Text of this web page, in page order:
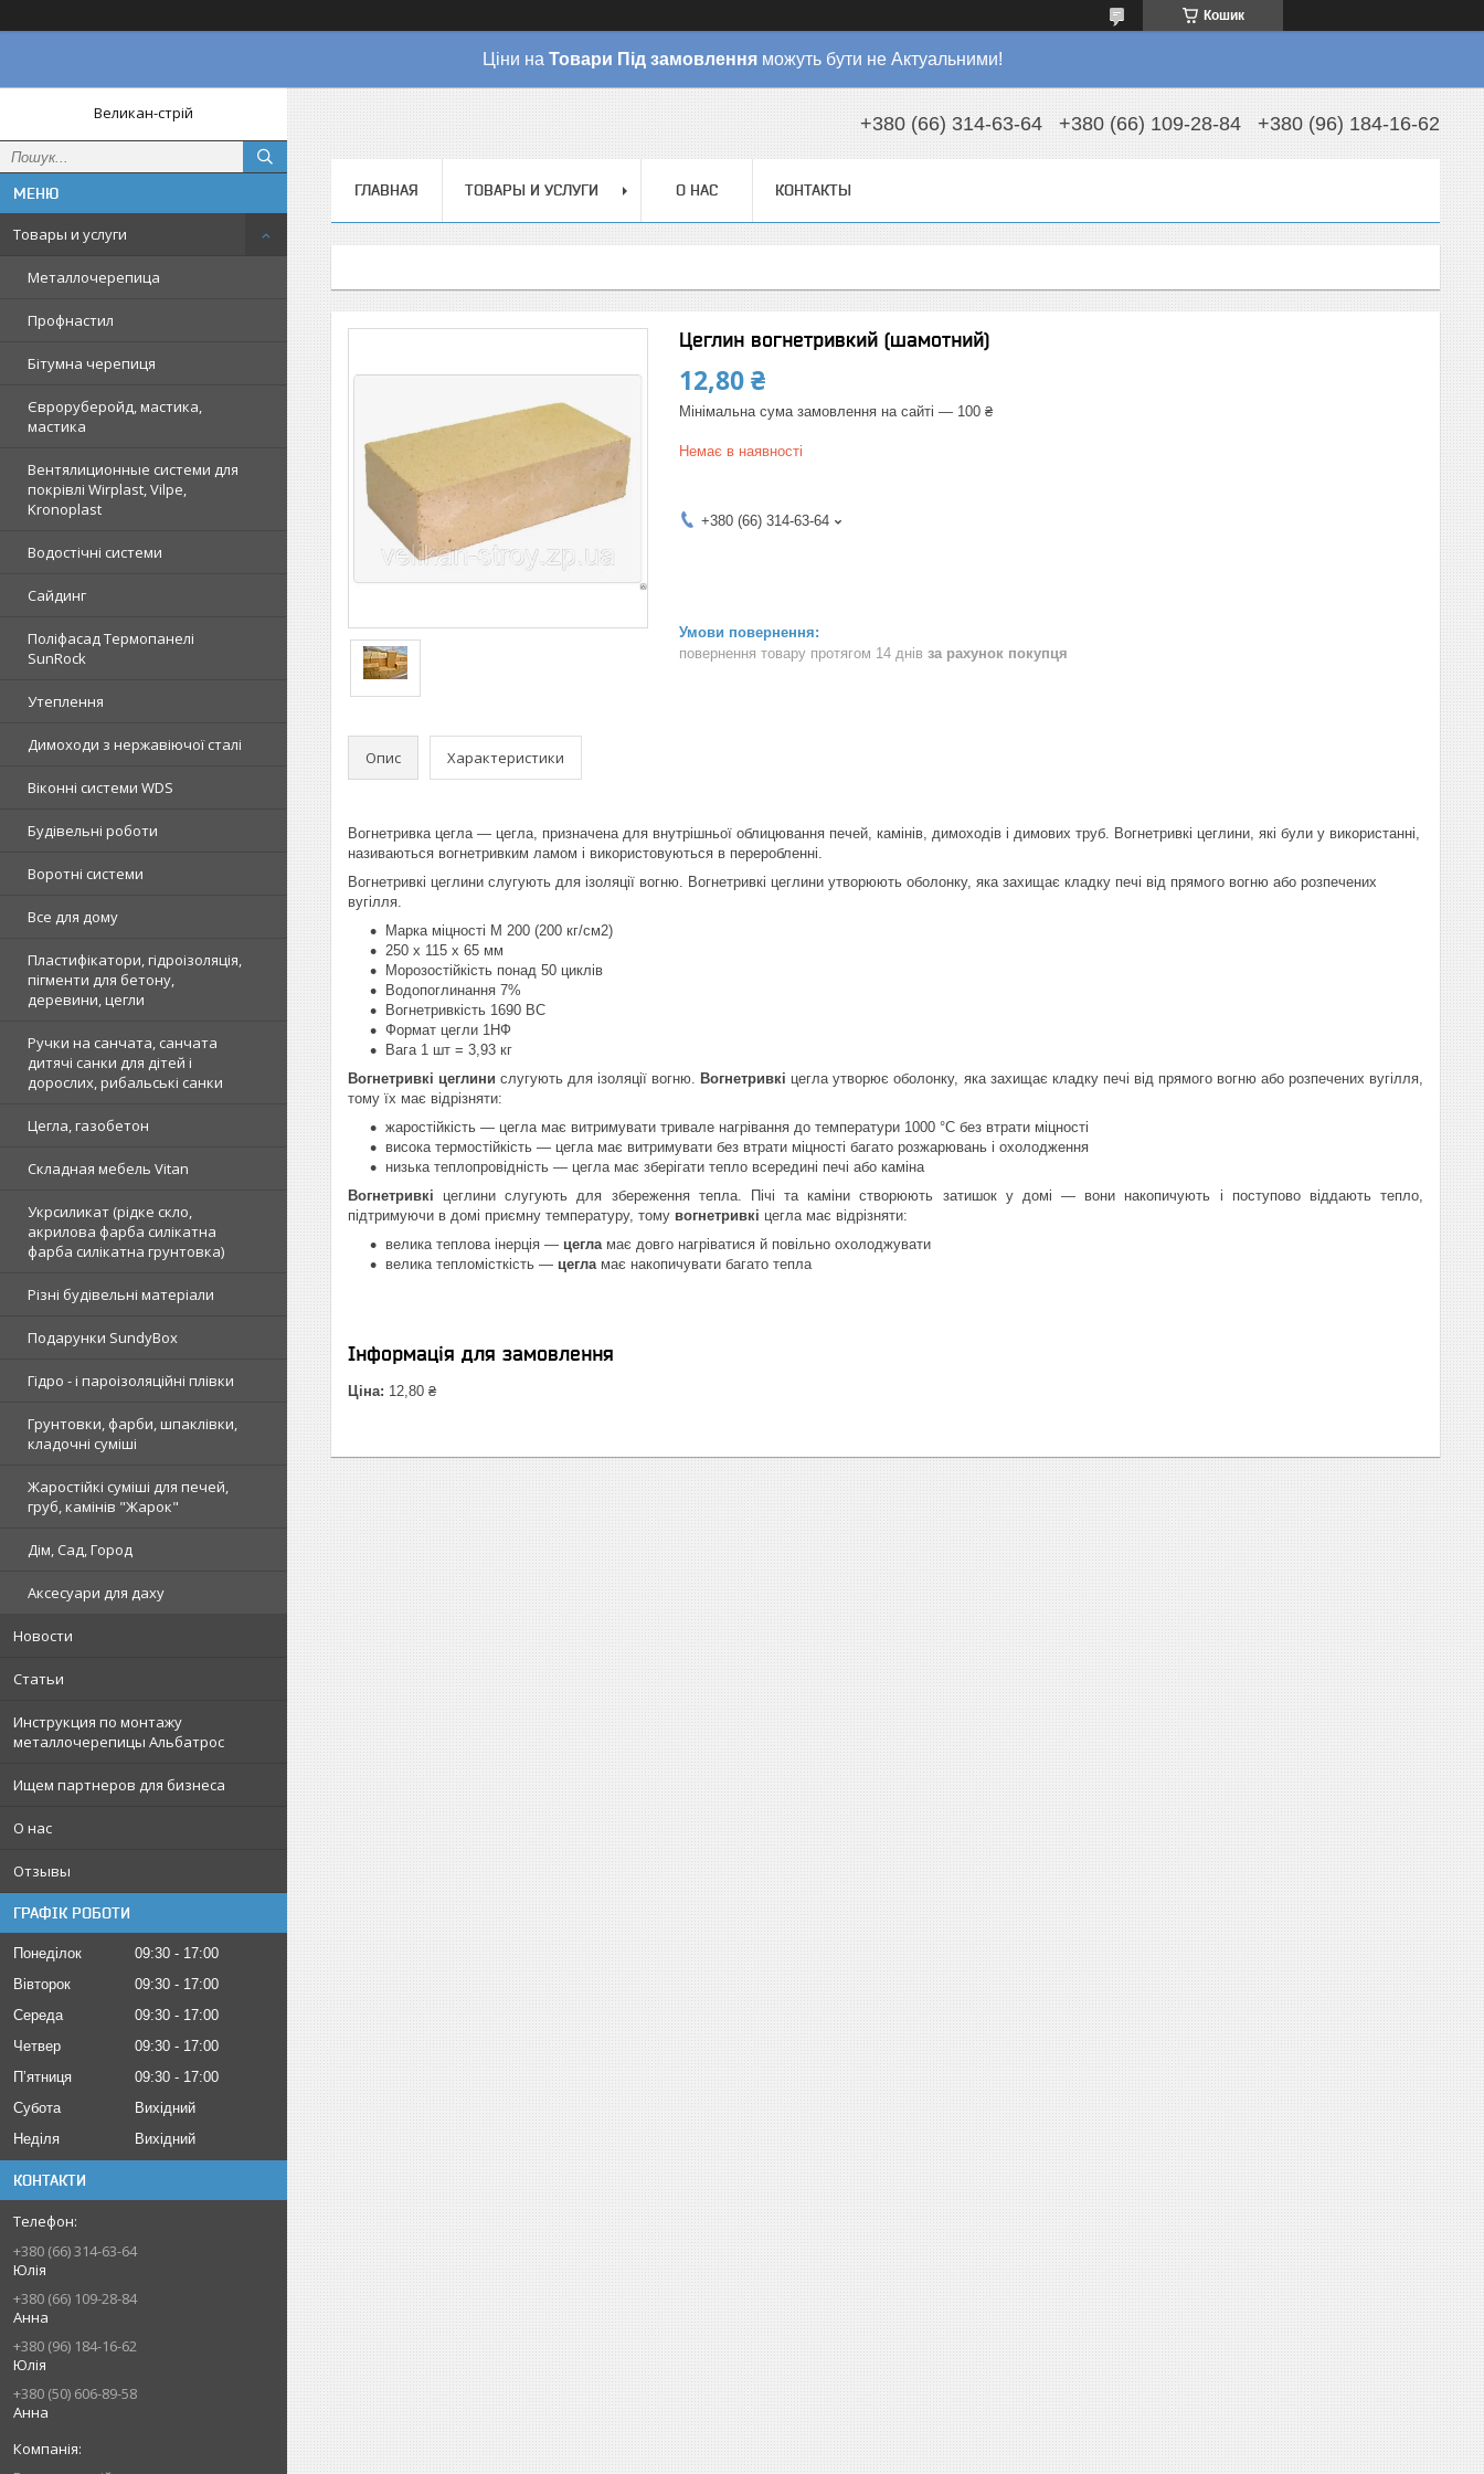
Кошик
Ціни на Товари Під замовлення можуть бути не Актуальними!
Великан-стрій
Товары и услуги
Металлочерепица
Профнастил
Бітумна черепиця
Євроруберойд, мастика,
мастика
Вентялиционные системи для
покрівлі Wirplast, Vilpe,
Kronoplast
Водостічні системи
Сайдинг
Поліфасад Термопанелі
SunRock
Утеплення
Димоходи з нержавіючої сталі
Віконні системи WDS
Будівельні роботи
Воротні системи
Все для дому
Пластифікатори, гідроізоляція,
пігменти для бетону,
деревини, цегли
Ручки на санчата, санчата
дитячі санки для дітей і
дорослих, рибальські санки
Цегла, газобетон
Складная мебель Vitan
Укрсиликат (рідке скло,
акрилова фарба силікатна
фарба силікатна грунтовка)
Різні будівельні матеріали
Подарунки SundyBox
Гідро - і пароізоляційні плівки
Грунтовки, фарби, шпаклівки,
кладочні суміші
Жаростійкі суміші для печей,
груб, камінів "Жарок"
Дім, Сад, Город
Аксесуари для даху
Новости
Статьи
Инструкция по монтажу
металлочерепицы Альбатрос
Ищем партнеров для бизнеса
О нас
Отзывы
ГРАФІК РОБОТИ
Понеділок 09:30
17:00
Вівторок
09:30
17:00
Середа
09:30
17:00
Четвер
09:30
17:00
Пʼятниця
09:30
17:00
Субота
Вихідний
Неділя
Вихідний
КОНТАКТИ
+380 (66) 314-63-64
Юлія
+380 (66) 109-28-84
Анна
+380 (96) 184-16-62
Юлія
+380 (50) 606-89-58
Анна
+380 (66) 314-63-64 +380 (66) 109-28-84 +380 (96) 184-16-62
ГЛАВНАЯ ТОВАРЫ И УСЛУГИ О НАС КОНТАКТЫ
Цеглин вогнетривкий (шамотний)
12,80 ₴
Мінімальна сума замовлення на сайті — 100 ₴
Немає в наявності
+380 (66) 314-63-64
повернення товару протягом 14 днів за рахунок покупця
Опис Характеристики
Вогнетривка цегла — цегла, призначена для внутрішньої облицювання печей, камінів, димоходів і димових труб. Вогнетривкі цеглини, які були у використанні,
називаються вогнетривким ламом і використовуються в переробленні.
Вогнетривкі цеглини слугують для ізоляції вогню. Вогнетривкі цеглини утворюють оболонку, яка захищає кладку печі від прямого вогню або розпечених
вугілля.
Марка міцності М 200 (200 кг/см2)
250 х 115 х 65 мм
Морозостійкість понад 50 циклів
Водопоглинання 7%
Вогнетривкість 1690 ВС
Формат цегли 1НФ
Вага 1 шт = 3,93 кг
Вогнетривкі цеглинислугують для ізоляції вогню. Вогнетривкі цегла утворює оболонку, яка захищає кладку печі від прямого вогню або розпечених вугілля,
тому їх має відрізняти:
жаростійкість — цегла має витримувати тривале нагрівання до температури 1000 °C без втрати міцності
висока термостійкість — цегла має витримувати без втрати міцності багато розжарювань і охолодження
низька теплопровідність — цегла має зберігати тепло всередині печі або каміна
Вогнетривкі цеглини слугують для збереження тепла. Пічі та каміни створюють затишок у домі — вони накопичують і поступово віддають тепло,
підтримуючи в домі приємну температуру, тому вогнетривкі цегла має відрізняти:
велика теплова інерція — цегла має довго нагріватися й повільно охолоджувати
велика тепломісткість — цегла має накопичувати багато тепла
Інформація для замовлення
Ціна: 12,80 ₴